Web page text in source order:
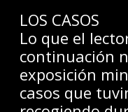
LOS CASOS
Lo que el
continuación
exposición
casos que